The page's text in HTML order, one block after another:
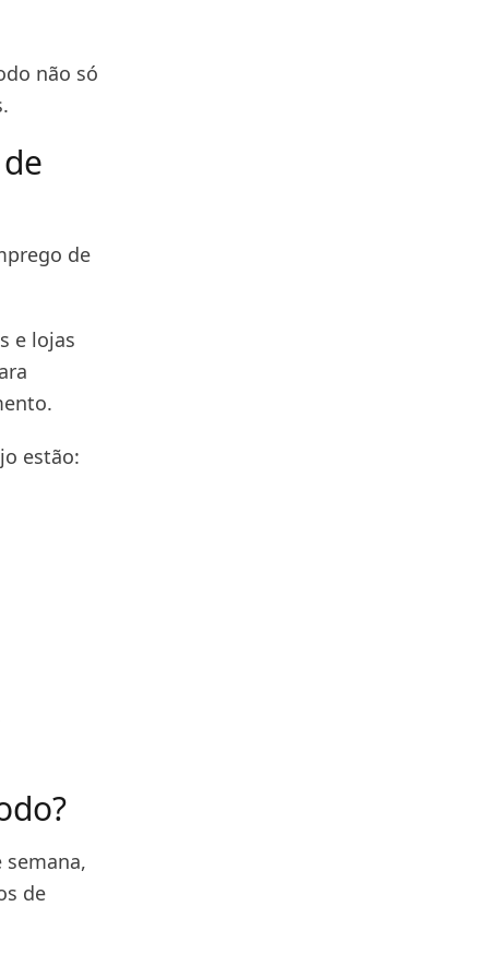
não só
de
e lojas
estão:
de